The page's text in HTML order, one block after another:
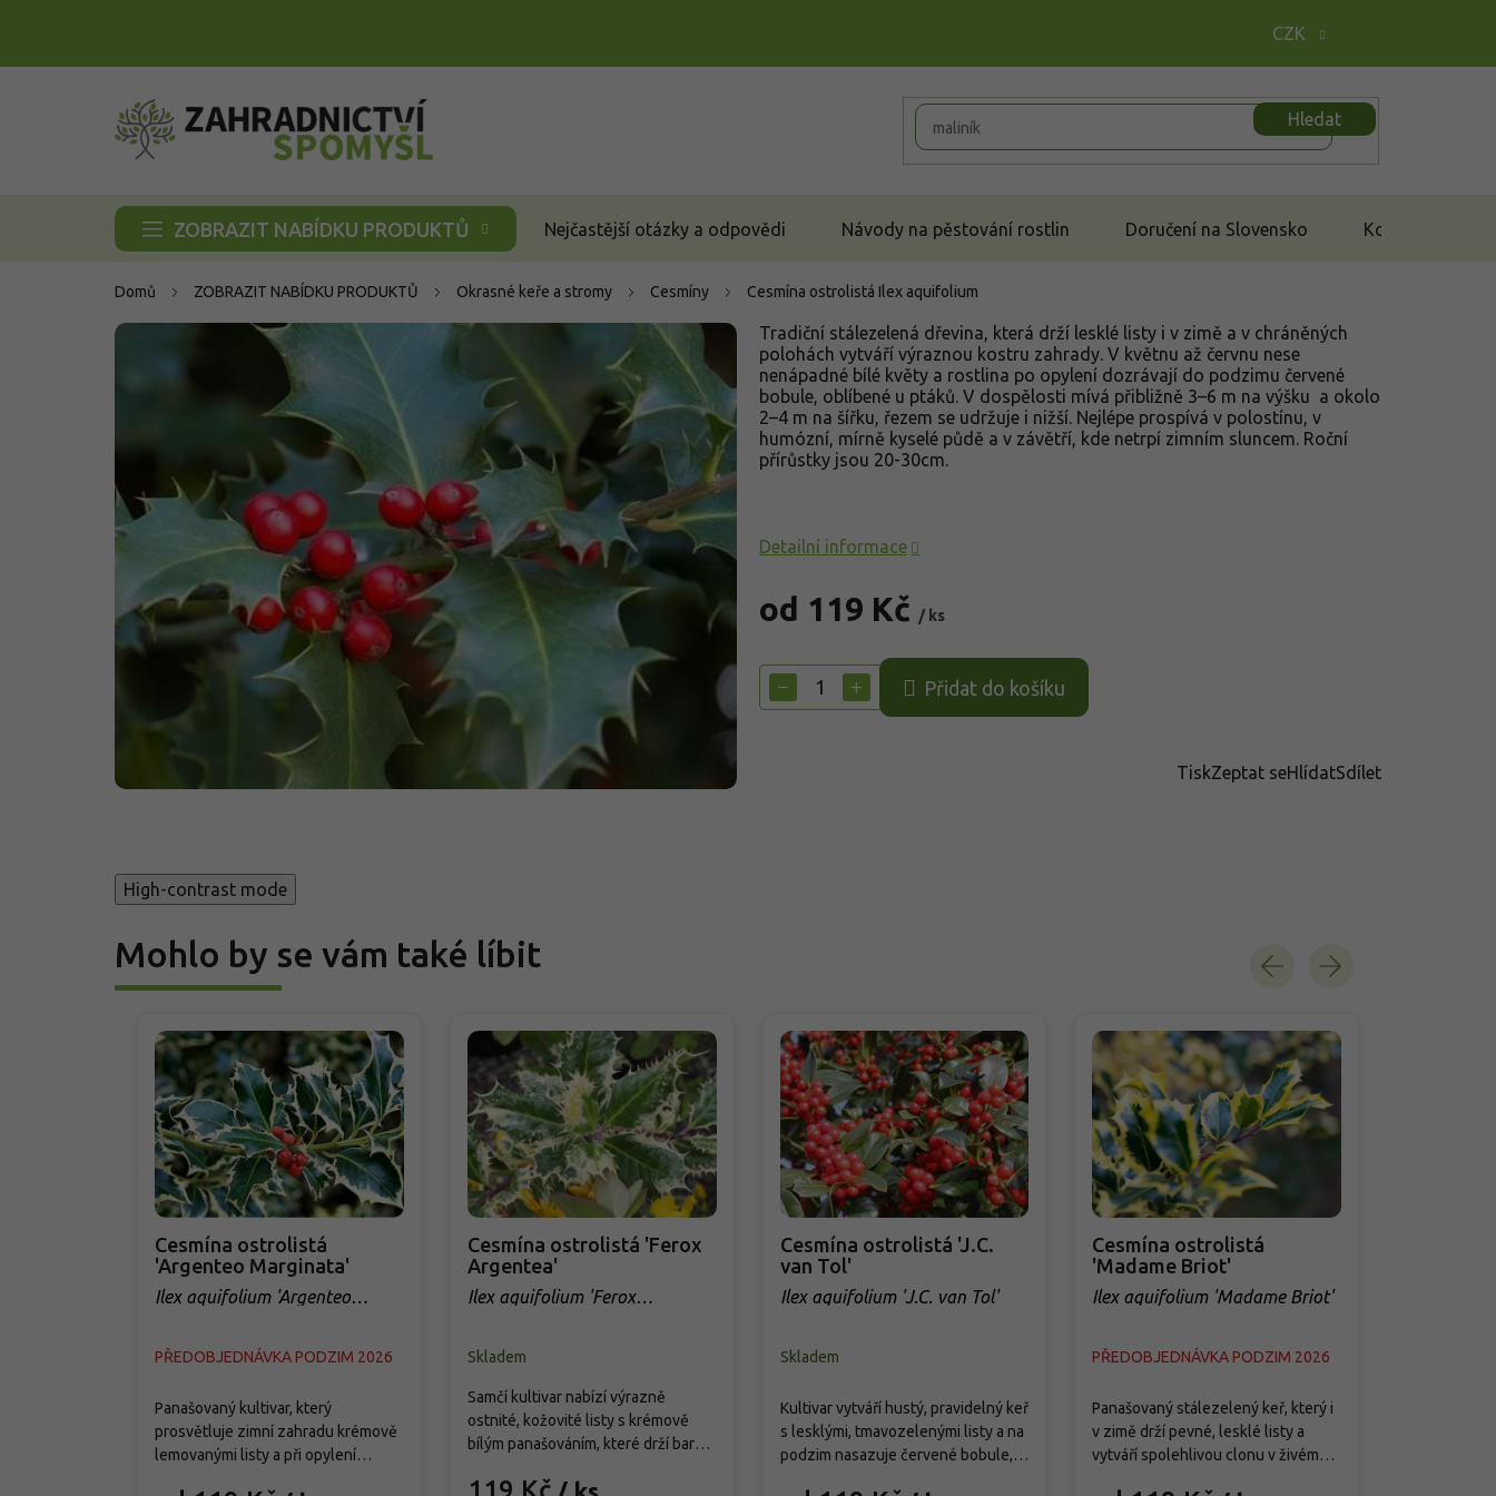
CZK
Hledat
ZOBRAZIT NABÍDKU PRODUKTŮ Nejčastější otázky a odpovědi Návody na pěstování rostlin Doručení na Slovensko Kontakt
Domů ZOBRAZIT NABÍDKU PRODUKTŮ Okrasné keře a stromy Cesmíny Cesmína ostrolistá Ilex aquifolium
od 119 Kč / ks
cena:
+
− Přidat do košíku
Tradiční stálezelená dřevina, která drží lesklé listy i v zimě a v chráněných
polohách vytváří výraznou kostru zahrady. V květnu až červnu nese
nenápadné bílé květy a rostlina po opylení dozrávají do podzimu červené
bobule, oblíbené u ptáků. V dospělosti mívá přibližně 3–6 m na výšku a okolo
2–4 m na šířku, řezem se udržuje i nižší. Nejlépe prospívá v polostínu, v
humózní, mírně kyselé půdě a v závětří, kde netrpí zimním sluncem. Roční
přírůstky jsou 20-30cm.
Detailní informace
TiskZeptat seHlídatSdílet
High-contrast mode
Mohlo by se vám také líbit
Cesmína ostrolistá
'Argenteo Marginata'
Ilex aquifolium 'Argenteo
PŘEDOBJEDNÁVKA PODZIM 2026
Panašovaný kultivar, který
prosvětluje zimní zahradu krémově
lemovanými listy a při opylení
Cesmína ostrolistá 'Ferox
Argentea'
Ilex aquifolium 'Ferox
Skladem
Samčí kultivar nabízí výrazně
ostnité, kožovité listy s krémově
bílým panašováním, které drží barvu
keř vysoký cca 3–4 m a široký
Cesmína ostrolistá 'J.C.
van Tol'
Ilex aquifolium 'J.C. van Tol'
Skladem
Kultivar vytváří hustý, pravidelný keř
s lesklými, tmavozelenými listy a na
podzim nasazuje červené bobule,
Cesmína ostrolistá
'Madame Briot'
Ilex aquifolium 'Madame Briot'
PŘEDOBJEDNÁVKA PODZIM 2026
Panašovaný stálezelený keř, který i
v zimě drží pevné, lesklé listy a
vytváří spolehlivou clonu v živém